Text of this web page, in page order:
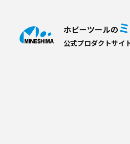
ホビーツールの
公式プロダク トサイ